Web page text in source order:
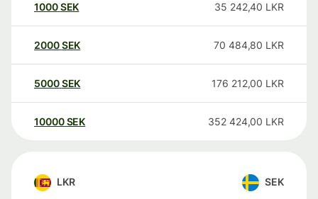
1000SEK 35 242,40 LKR
2000SEK 70 484,80 LKR
5000SEK 176 212,00 LKR
10000 SEK 352 424,00 LKR
LKR SEK